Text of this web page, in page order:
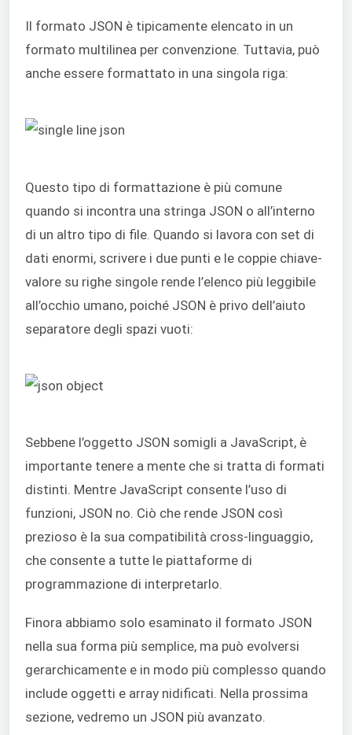
Il formato JSON è tipicamente elencato in un
formato multilinea per convenzione. Tuttavia, può
anche essere formattato in una singola riga:
Questo tipo di formattazione è più comune
quando si incontra una stringa JSON o all’interno
di un altro tipo di file. Quando si lavora con set di
dati enormi, scrivere i due punti e le coppie chiave-
valore su righe singole rende l’elenco più leggibile
all’occhio umano, poiché JSON è privo dell’aiuto
separatore degli spazi vuoti:
Sebbene l’oggetto JSON somigli a JavaScript, è
importante tenere a mente che si tratta di formati
distinti. Mentre JavaScript consente l’uso di
funzioni, JSON no. Ciò che rende JSON così
prezioso è la sua compatibilità cross-linguaggio,
che consente a tutte le piattaforme di
programmazione di interpretarlo.
Finora abbiamo solo esaminato il formato JSON
nella sua forma più semplice, ma può evolversi
gerarchicamente e in modo più complesso quando
include oggetti e array nidificati. Nella prossima
sezione, vedremo un JSON più avanzato.